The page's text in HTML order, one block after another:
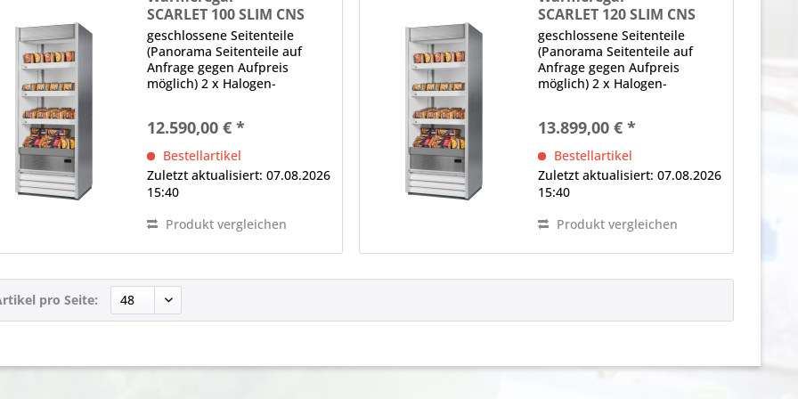
SCARLET 100 SLIM CNS
geschlossene Seitenteile
(Panorama Seitenteile auf
Anfrage gegen Aufpreis
möglich) 2 x Halogen-
jedem Regalboden)
elektronische Steuerung
Digitalanzeige, Hauptschalter
Hinweis: Maßangaben...
12.590,00 € *
Bestellartikel
Zuletzt aktualisiert: 07.08.2026
15:40
Produkt vergleichen
SCARLET 120 SLIM CNS
geschlossene Seitenteile
(Panorama Seitenteile auf
Anfrage gegen Aufpreis
möglich) 2 x Halogen-
jedem Regalboden)
elektronische Steuerung
Digitalanzeige, Hauptschalter
Hinweis:...
13.899,00 € *
Bestellartikel
Zuletzt aktualisiert: 07.08.2026
15:40
Produkt vergleichen
pro Seite: